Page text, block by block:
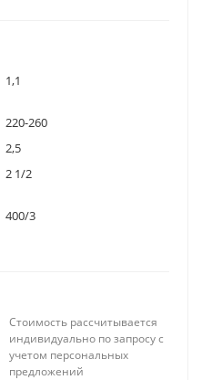
1,1
220-260
2,5
2 1/2
400/3
Стоимость рассчитывается
индивидуально по запросу с
учетом персональных
предложений